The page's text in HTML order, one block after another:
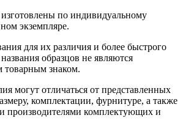
по индивидуальному
экземпляре.
для их различия и более быстрого
образцов не являются
товарным знаком.
могут отличаться от представленных
комплектации, фурнитуре, а также
производителями комплектующих и